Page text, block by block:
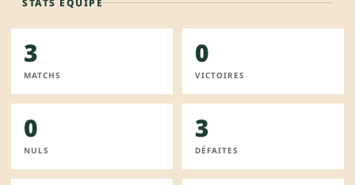
3
MATCHS
0
VICTOIRES
0
NULS
3
DÉFAITES